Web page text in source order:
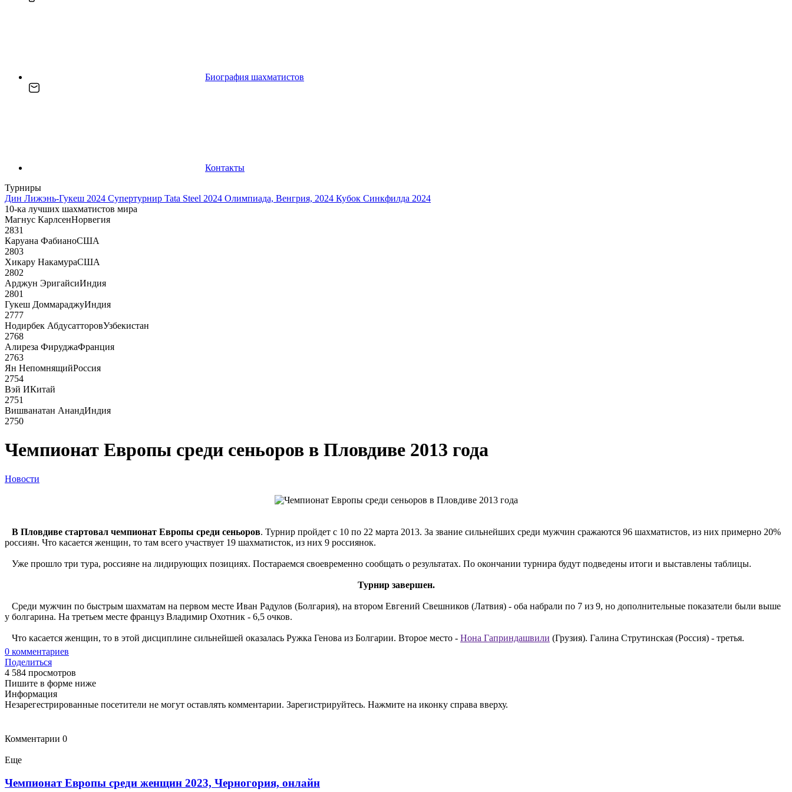
Биография шахматистов
Контакты
Турниры
Дин Лижэнь-Гукеш 2024 Супертурнир Tata Steel 2024 Олимпиада, Венгрия, 2024 Кубок Синкфилда 2024
10-ка лучших шахматистов мира
Магнус КарлсенНорвегия
2831
Каруана ФабианоСША
2803
Хикару НакамураСША
2802
Арджун ЭригайсиИндия
2801
Гукеш ДоммараджуИндия
2777
Нодирбек АбдусатторовУзбекистан
2768
Алиреза ФируджаФранция
2763
Ян НепомнящийРоссия
2754
Вэй ИКитай
2751
Вишванатан АнандИндия
2750
Чемпионат Европы среди сеньоров в Пловдиве 2013 года
Новости
В Пловдиве стартовал чемпионат Европы среди сеньоров. Турнир пройдет с 10 по 22 марта 2013. За звание сильнейших среди мужчин сражаются 96 шахматистов, из них примерно 20%
россиян. Что касается женщин, то там всего участвует 19 шахматисток, из них 9 россиянок.
Уже прошло три тура, россияне на лидирующих позициях. Постараемся своевременно сообщать о результатах. По окончании турнира будут подведены итоги и выставлены таблицы.
Турнир завершен.
Среди мужчин по быстрым шахматам на первом месте Иван Радулов (Болгария), на втором Евгений Свешников (Латвия) - оба набрали по 7 из 9, но дополнительные показатели были выше
у болгарина. На третьем месте француз Владимир Охотник - 6,5 очков.
Что касается женщин, то в этой дисциплине сильнейшей оказалась Ружка Генова из Болгарии. Второе место - Нона Гаприндашвили (Грузия). Галина Струтинская (Россия) - третья.
0 комментариев
Поделиться
4 584 просмотров
Пишите в форме ниже
Информация
Незарегестрированные посетители не могут оставлять комментарии. Зарегистрируйтесь. Нажмите на иконку справа вверху.
Комментарии 0
Еще
Чемпионат Европы среди женщин 2023, Черногория, онлайн